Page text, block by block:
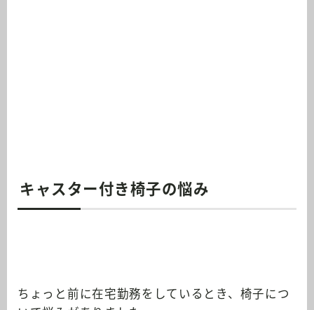
キャスター付き椅子の悩み
ちょっと前に在宅勤務をしているとき、椅子につ